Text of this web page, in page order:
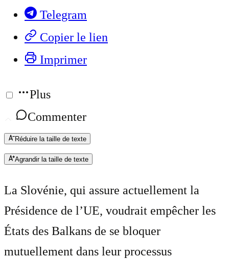
Telegram
Copier le lien
Imprimer
Plus
Commenter
Réduire la taille de texte
Agrandir la taille de texte
La Slovénie, qui assure actuellement la
Présidence de l’UE, voudrait empêcher les
États des Balkans de se bloquer
mutuellement dans leur processus